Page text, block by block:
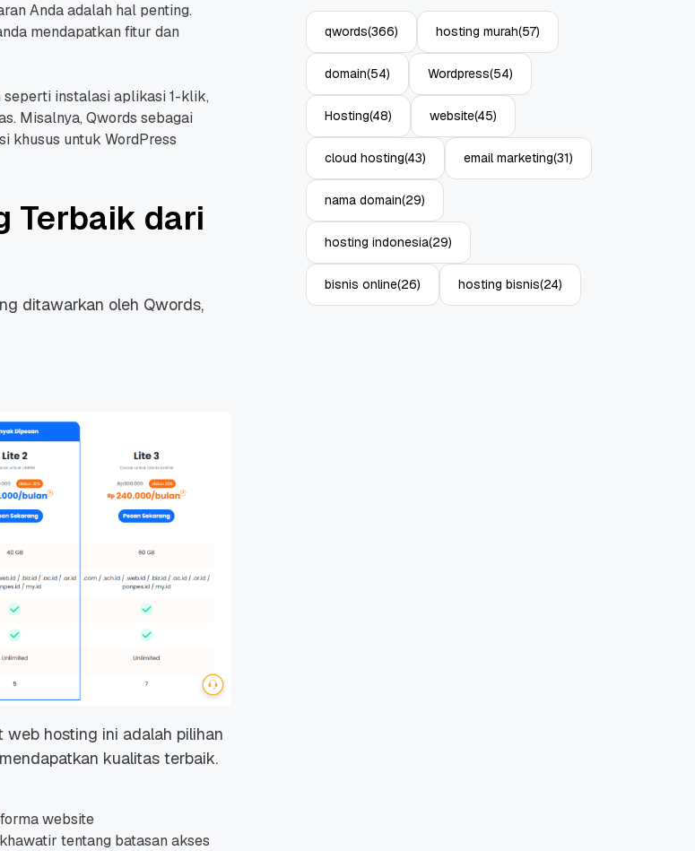
Qwords Jadi Registrar
Terakreditasi ICANN, Apa
Untungnya?
27 Jul, 2022 3
Anda adalah hal penting.
mendapatkan fitur dan
instalasi aplikasi 1-klik,
Misalnya, Qwords sebagai
khusus untuk WordPress
Terbaik dari
ditawarkan oleh Qwords,
hosting ini adalah pilihan
kualitas terbaik.
website
tentang batasan akses
qwords(366) hosting murah(57)
domain(54) Wordpress(54)
Hosting(48) website(45)
cloud hosting(43) email marketing(31)
nama domain(29)
hosting indonesia(29)
bisnis online(26) hosting bisnis(24)